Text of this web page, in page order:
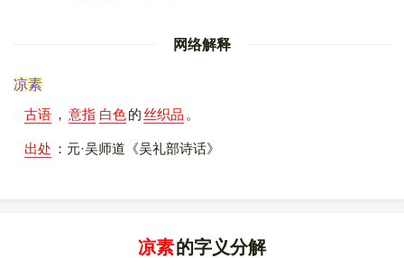
网络解释
凉素
古语 ， 意指 白色的丝织品 。
出处 ：元·吴师道《吴礼部诗话》
凉素的字义分解